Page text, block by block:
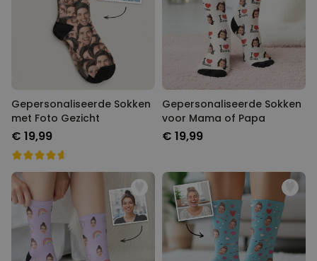
Gepersonaliseerde Sokken
met Foto Gezicht
€ 19,99
Gepersonaliseerde Sokken
voor Mama of Papa
€ 19,99